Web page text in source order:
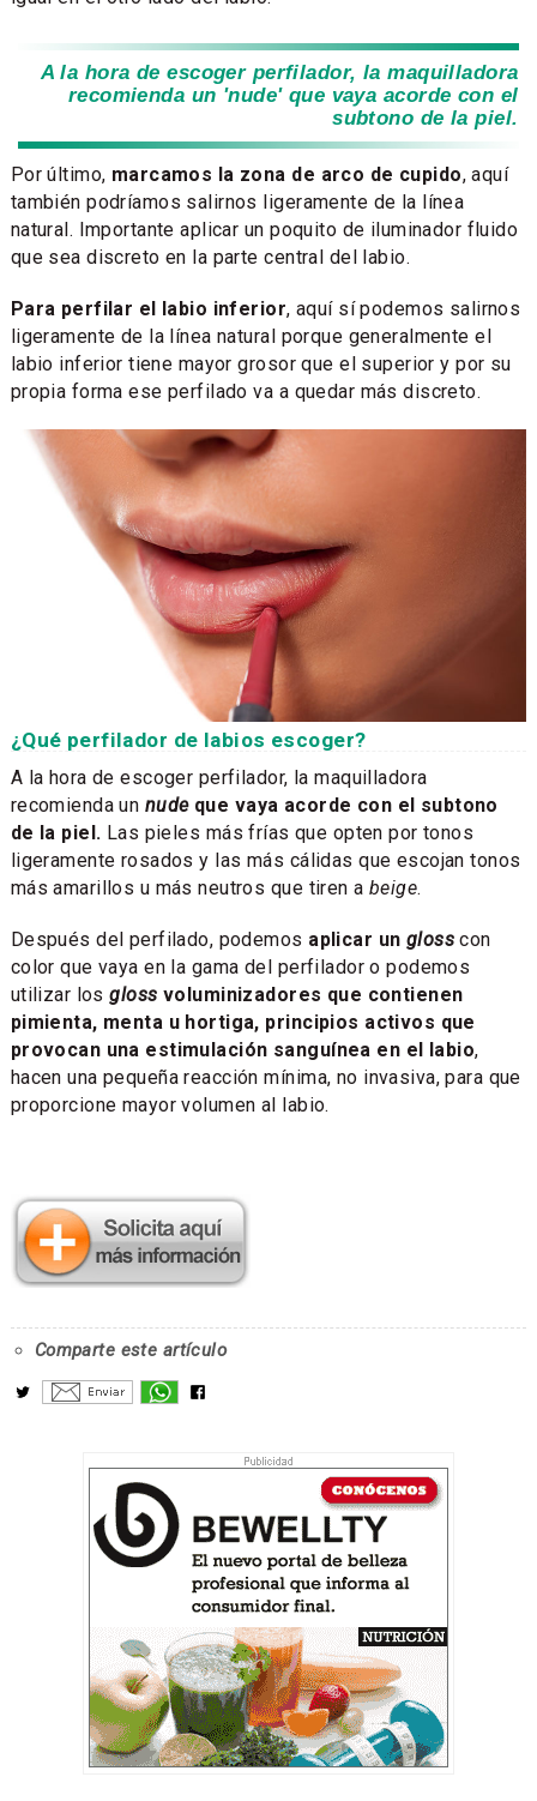
A la hora de escoger perfilador, la maquilladora
recomienda un 'nude' que vaya acorde con el
subtono de la piel.
Por último, marcamos la zona de arco de cupido, aquí
también podríamos salirnos ligeramente de la línea
natural. Importante aplicar un poquito de iluminador fluido
que sea discreto en la parte central del labio.
Para perfilar el labio inferior, aquí sí podemos salirnos
ligeramente de la línea natural porque generalmente el
labio inferior tiene mayor grosor que el superior y por su
propia forma ese perfilado va a quedar más discreto.
¿Qué perfilador de labios escoger?
A la hora de escoger perfilador, la maquilladora
recomienda un nudeque vaya acorde con el subtono
de la piel. Las pieles más frías que opten por tonos
ligeramente rosados y las más cálidas que escojan tonos
más amarillos u más neutros que tiren a beige.
Después del perfilado, podemos aplicar un gloss con
color que vaya en la gama del perfilador o podemos
utilizar losgloss voluminizadores que contienen
pimienta, menta u hortiga, principios activos que
provocan una estimulación sanguínea en el labio,
hacen una pequeña reacción mínima, no invasiva, para que
proporcione mayor volumen al labio.
Comparte este artículo